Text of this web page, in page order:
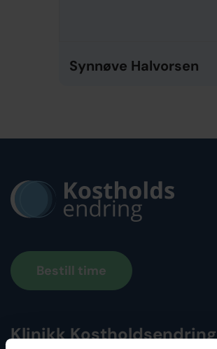
Synnøve Halvorsen
Bestill time
Klinikk Kostholdsendring